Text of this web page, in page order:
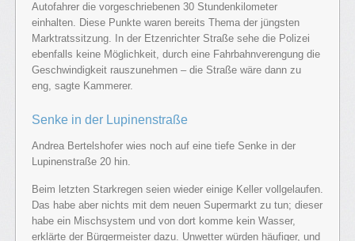
Autofahrer die vorgeschriebenen 30 Stundenkilometer
einhalten. Diese Punkte waren bereits Thema der jüngsten
Marktratssitzung. In der Etzenrichter Straße sehe die Polizei
ebenfalls keine Möglichkeit, durch eine Fahrbahnverengung die
Geschwindigkeit rauszunehmen – die Straße wäre dann zu
eng, sagte Kammerer.
Senke in der Lupinenstraße
Andrea Bertelshofer wies noch auf eine tiefe Senke in der
Lupinenstraße 20 hin.
Beim letzten Starkregen seien wieder einige Keller vollgelaufen.
Das habe aber nichts mit dem neuen Supermarkt zu tun; dieser
habe ein Mischsystem und von dort komme kein Wasser,
erklärte der Bürgermeister dazu. Unwetter würden häufiger, und